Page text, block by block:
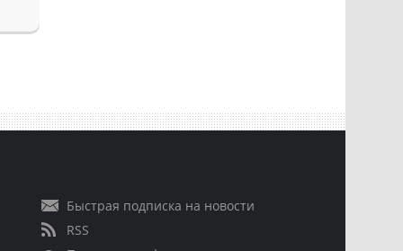
Быстрая подписка на новости
RSS